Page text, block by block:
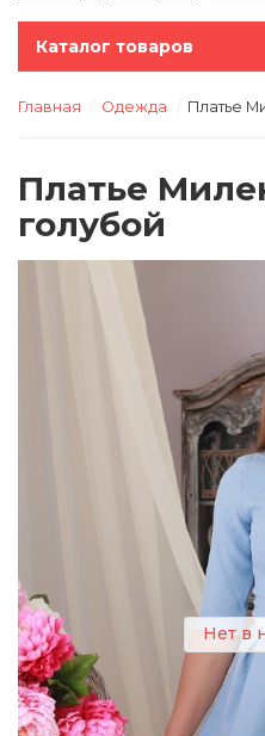
Каталог товаров
Главная Одежда Платье
Платье
голубой
Нет в